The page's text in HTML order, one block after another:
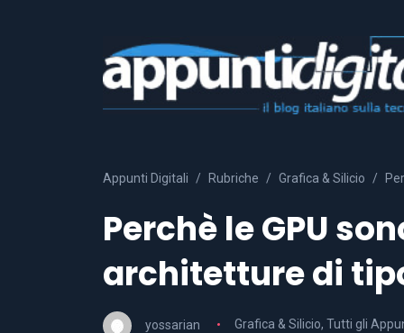
Appunti Digitali Rubriche Grafica & Silicio
Perchè le GPU
architetture di
yossarian Grafica & Silicio, Tutti gli